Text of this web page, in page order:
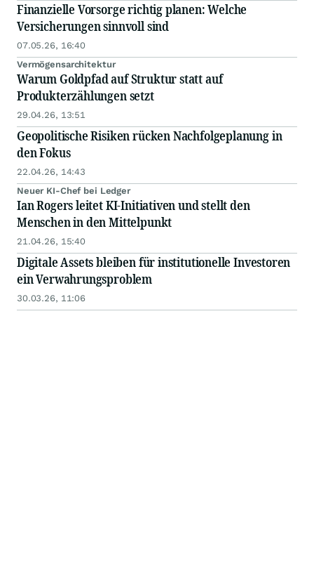
Finanzielle Vorsorge richtig planen: Welche
Versicherungen sinnvoll sind
07.05.26, 16:40
Vermögensarchitektur
Warum Goldpfad auf Struktur statt auf
Produkterzählungen setzt
29.04.26, 13:51
Geopolitische Risiken rücken Nachfolgeplanung in
den Fokus
22.04.26, 14:43
Neuer KI-Chef bei Ledger
Ian Rogers leitet KI-Initiativen und stellt den
Menschen in den Mittelpunkt
21.04.26, 15:40
Digitale Assets bleiben für institutionelle Investoren
ein Verwahrungsproblem
30.03.26, 11:06